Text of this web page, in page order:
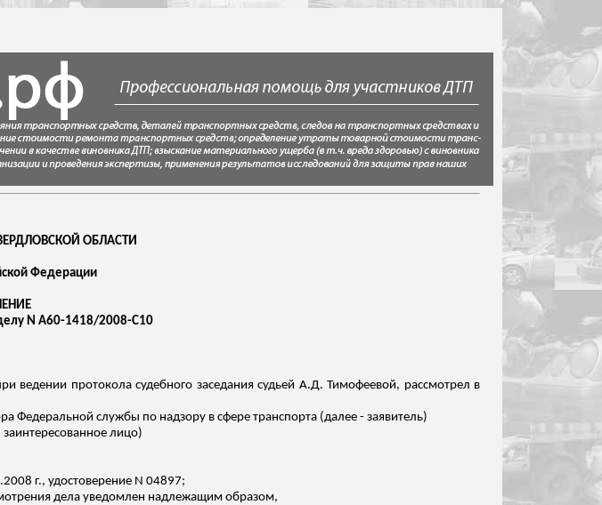
ОБЛАСТИ
Федерации
N А60-1418/2008-С10
ведении протокола судебного заседания судьей А.Д. Тимофеевой, рассмотрел в
Федеральной службы по надзору в сфере транспорта (далее - заявитель)
заинтересованное лицо)
г., удостоверение N 04897;
дела уведомлен надлежащим образом,